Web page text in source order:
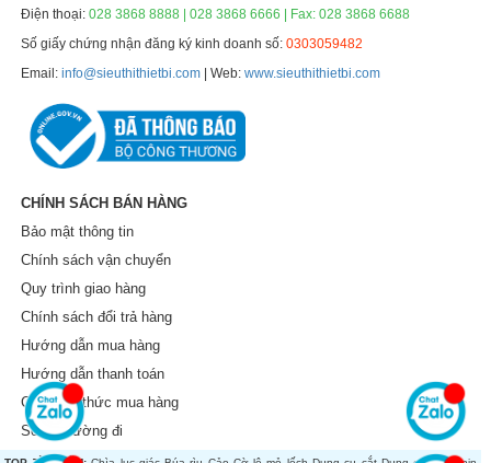
Điện thoại:028 3868 8888 | 028 3868 6666 | Fax: 028 3868 6688
Số giấy chứng nhận đăng ký kinh doanh số:0303059482
Email:info@sieuthithietbi.com | Web:www.sieuthithietbi.com
CHÍNH SÁCH BÁN HÀNG
Bảo mật thông tin
Chính sách vận chuyển
Quy trình giao hàng
Chính sách đổi trả hàng
Hướng dẫn mua hàng
Hướng dẫn thanh toán
Các hình thức mua hàng
Sơ đồ đường đi